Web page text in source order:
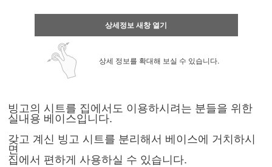
상세정보 새창 열기
상세 정보를 확대해 보실 수 있습니다.
빙고의 시트를 집에서도 이용하시려는 분들을 위한
실내용 베이스입니다.
갖고 계신 빙고 시트를 분리해서 베이스에 거치하시
면
집에서 편하게 사용하실 수 있습니다.